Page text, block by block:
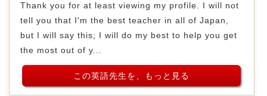
Thank you for at least viewing my profile. I will not
tell you that I'm the best teacher in all of Japan,
but I will say this; I will do my best to help you get
the most out of y...
この英語先生を、もっと見る